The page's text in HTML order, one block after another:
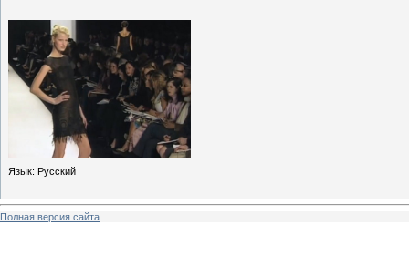
Язык: Русский
Полная версия сайта